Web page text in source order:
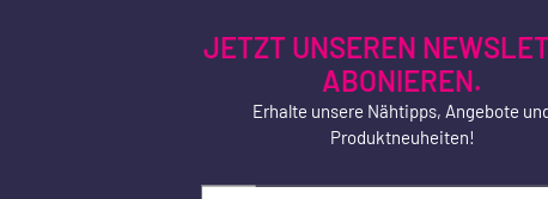
JETZT UNSEREN
ABONIEREN.
Erhalte unsere Nähtipps, Angebote
Produktneuheiten!